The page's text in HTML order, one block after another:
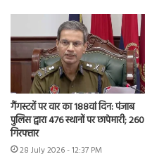
गैंगस्टरों पर वार का 188वां दिन: पंजाब
पुलिस द्वारा 476 स्थानों पर छापेमारी; 260
गिरफ्तार
28 July 2026 - 12:37 PM